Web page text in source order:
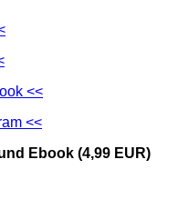
<<
<<
Ebook (4,99 EUR)